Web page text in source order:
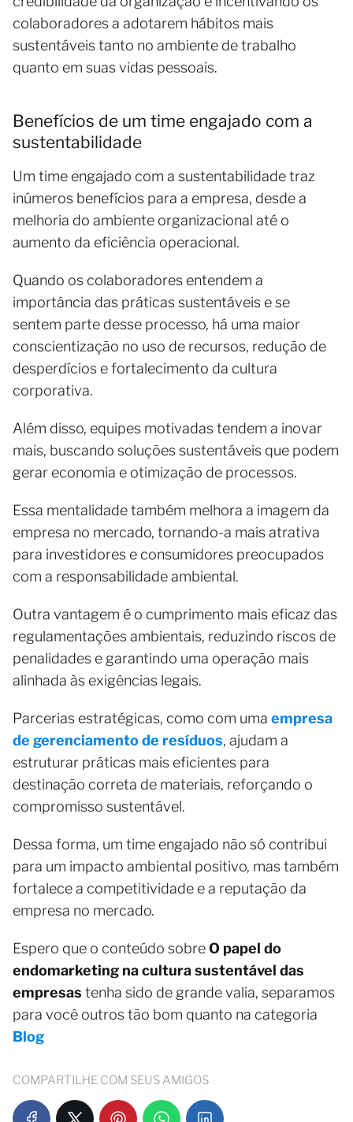
colaboradores a adotarem hábitos mais
sustentáveis tanto no ambiente de trabalho
quanto em suas vidas pessoais.
Benefícios de um time engajado com a
sustentabilidade
Um time engajado com a sustentabilidade traz
inúmeros benefícios para a empresa, desde a
melhoria do ambiente organizacional até o
aumento da eficiência operacional.
Quando os colaboradores entendem a
importância das práticas sustentáveis e se
sentem parte desse processo, há uma maior
conscientização no uso de recursos, redução de
desperdícios e fortalecimento da cultura
corporativa.
Além disso, equipes motivadas tendem a inovar
mais, buscando soluções sustentáveis que podem
gerar economia e otimização de processos.
Essa mentalidade também melhora a imagem da
empresa no mercado, tornando-a mais atrativa
para investidores e consumidores preocupados
com a responsabilidade ambiental.
Outra vantagem é o cumprimento mais eficaz das
regulamentações ambientais, reduzindo riscos de
penalidades e garantindo uma operação mais
alinhada às exigências legais.
Parcerias estratégicas, como com uma empresa
de gerenciamento de resíduos, ajudam a
estruturar práticas mais eficientes para
destinação correta de materiais, reforçando o
compromisso sustentável.
Dessa forma, um time engajado não só contribui
para um impacto ambiental positivo, mas também
fortalece a competitividade e a reputação da
empresa no mercado.
Espero que o conteúdo sobreO papel do
endomarketing na cultura sustentável das
empresas tenha sido de grande valia, separamos
para você outros tão bom quanto na categoria
Blog
COMPARTILHE COM SEUS AMIGOS